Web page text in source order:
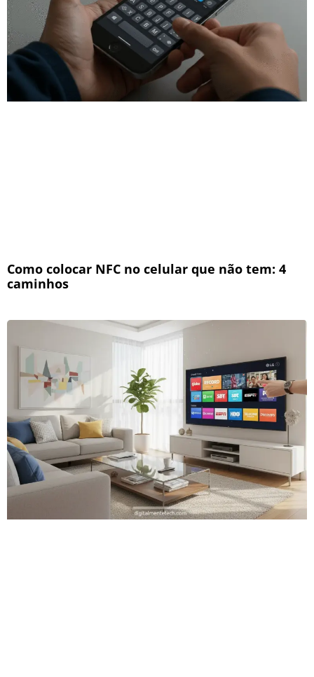
Como colocar NFC no celular que não tem: 4
caminhos